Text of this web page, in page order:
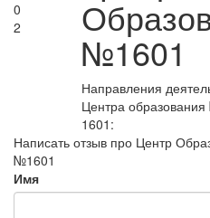
0
2
№1601
Направления
Центра
1601:
Написать отзыв про Центр
№1601
Имя